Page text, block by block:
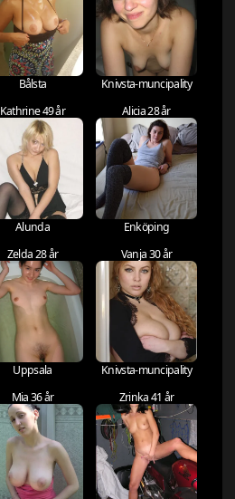
Bålsta
Knivsta-muncipality
Kathrine 49 år
Alunda
Alicia 28 år
Enköping
Zelda 28 år
Uppsala
Vanja 30 år
Knivsta-muncipality
Mia 36 år Zrinka 41 år